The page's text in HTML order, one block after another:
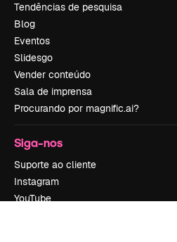
Tendências de pesquisa
Blog
Eventos
Slidesgo
Vender conteúdo
Sala de imprensa
Procurando por magnific.ai?
Siga-nos
Suporte ao cliente
Instagram
YouTube